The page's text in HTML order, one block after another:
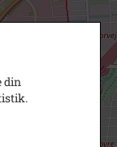
din